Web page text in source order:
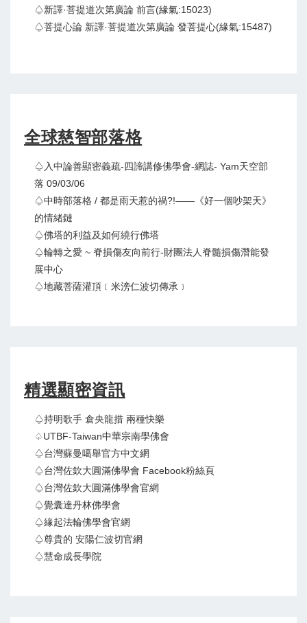
♤新譯·菩提道次第廣論 前言(緣氣:15023)
♤菩提心論 新譯·菩提道次第廣論 發菩提心(緣氣:15487)
全球慈智部落格
♤入中論善顯密義疏-四諦講修佛學會-網誌- Yam天空部
落 09/03/06
♤中時部落格 / 都是雨天惹的禍?!——《好一個吵架天》
的情緒鏈
♤佛塔的利益及如何繞行佛塔
♤輪轉之愛 ~ 脊損傷友向前行-財團法人脊髓損傷潛能發
展中心
♤地藏菩薩灌頂﹝米滂仁波切傳承﹞
精選顯密資訊
♤持明歌手 倉央龍措 兩種快樂
♤UTBF-Taiwan中華宗南學佛會
♤台灣蘇曼噶舉官方中文網
♤台灣佐欽大圓滿佛學會 Facebook粉絲頁
♤台灣佐欽大圓滿佛學會官網
♤覺囊達丹林佛學會
♤緣起法輪佛學會官網
♤尊貴的 安陽仁波切官網
♤慧命成長學院